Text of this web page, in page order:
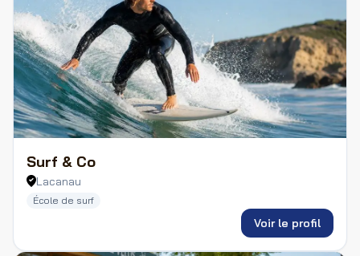
Surf & Co
Lacanau
École de surf
Voir le profil